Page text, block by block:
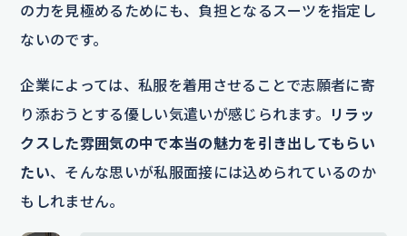
の力を見極めるためにも、負担となるスーツを指定し
ないのです。
企業によっては、私服を着用させることで志願者に寄
り添おうとする優しい気遣いが感じられます。
リラッ
クスした雰囲気の中で本当の魅力を引き出してもらい
たい、そんな思いが私服面接には込められているのか
もしれません。